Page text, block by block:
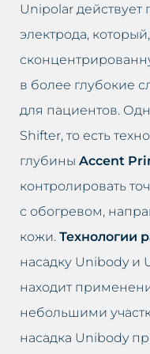
Unipolar
электрода,
в более глубокие
для пациентов.
Shifter, то есть
глубины Accent
контролировать
с обогревом,
кожи. Технологии
насадку Unibody и
находит
небольшими
насадка Unibody